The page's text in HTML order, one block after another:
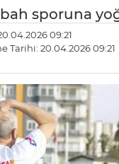
sporuna
09:21
Tarihi: 20.04.2026 09:21